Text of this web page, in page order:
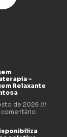
–
Relaxante
de 2026
comentário